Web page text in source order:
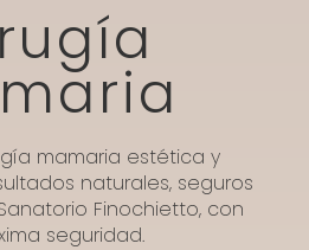
mamaria estética y
naturales, seguros
Finochietto, con
seguridad.